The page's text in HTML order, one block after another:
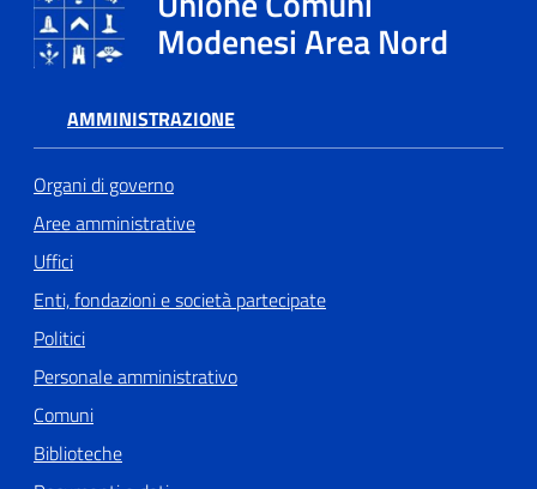
Tutti
argomenti...
Seguici
su
Modenesi Area Nord
AMMINISTRAZIONE
Organi di governo
Aree amministrative
Uffici
Enti, fondazioni e società partecipate
Politici
Personale amministrativo
Comuni
Biblioteche